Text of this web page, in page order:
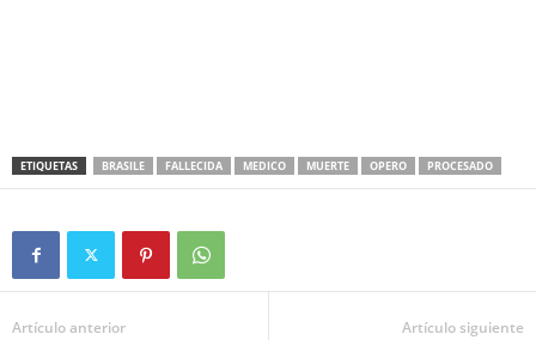
ETIQUETAS BRASILE FALLECIDA MEDICO MUERTE OPERO PROCESADO
Artículo anterior Artículo siguiente